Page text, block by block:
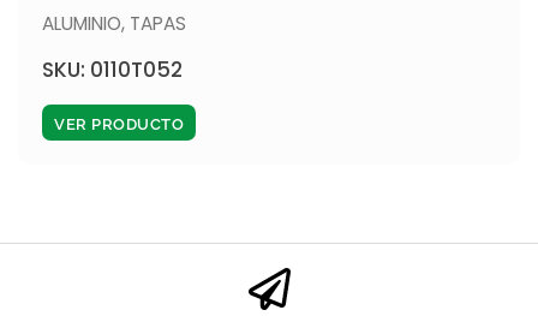
ALUMINIO, TAPAS
SKU: 0110T052
VER PRODUCTO